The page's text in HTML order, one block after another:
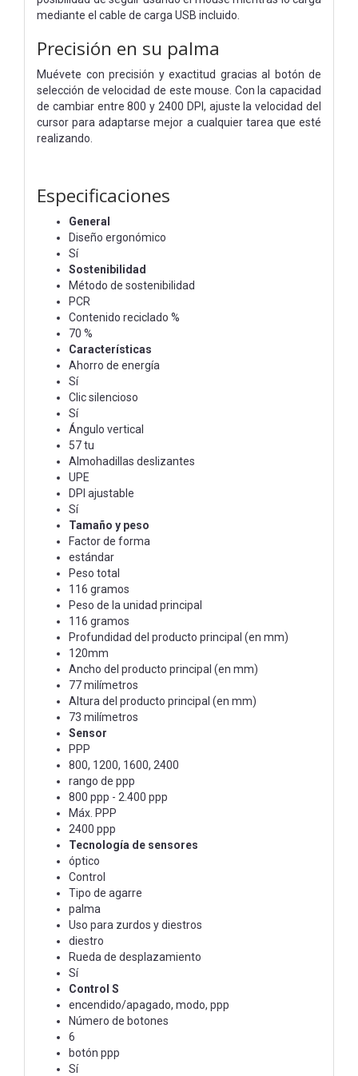
mediante el cable de carga USB incluido.
Precisión en su palma
Muévete con precisión y exactitud gracias al botón de
selección de velocidad de este mouse. Con la capacidad
de cambiar entre 800 y 2400 DPI, ajuste la velocidad del
cursor para adaptarse mejor a cualquier tarea que esté
realizando.
Especificaciones
General
Diseño ergonómico
Sí
Sostenibilidad
Método de sostenibilidad
PCR
Contenido reciclado %
70 %
Características
Ahorro de energía
Sí
Clic silencioso
Sí
Ángulo vertical
57 tu
Almohadillas deslizantes
UPE
DPI ajustable
Sí
Tamaño y peso
Factor de forma
estándar
Peso total
116 gramos
Peso de la unidad principal
116 gramos
Profundidad del producto principal (en mm)
120mm
Ancho del producto principal (en mm)
77 milímetros
Altura del producto principal (en mm)
73 milímetros
Sensor
PPP
800, 1200, 1600, 2400
rango de ppp
800 ppp - 2.400 ppp
Máx. PPP
2400 ppp
Tecnología de sensores
óptico
Control
Tipo de agarre
palma
Uso para zurdos y diestros
diestro
Rueda de desplazamiento
Sí
Control S
encendido/apagado, modo, ppp
Número de botones
6
botón ppp
Sí